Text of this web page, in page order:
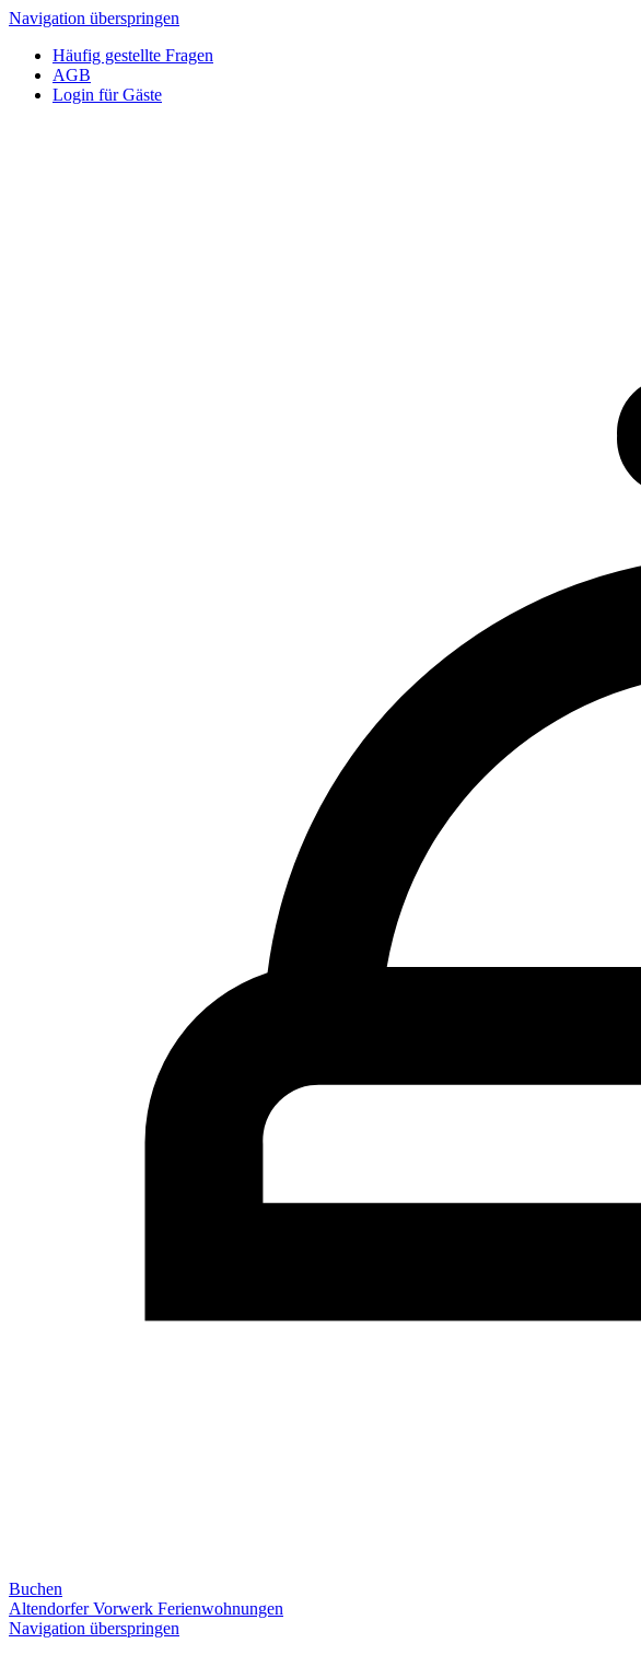
Navigation überspringen
Häufig gestellte Fragen
AGB
Login für Gäste
Buchen
Altendorfer Vorwerk Ferienwohnungen
Navigation überspringen